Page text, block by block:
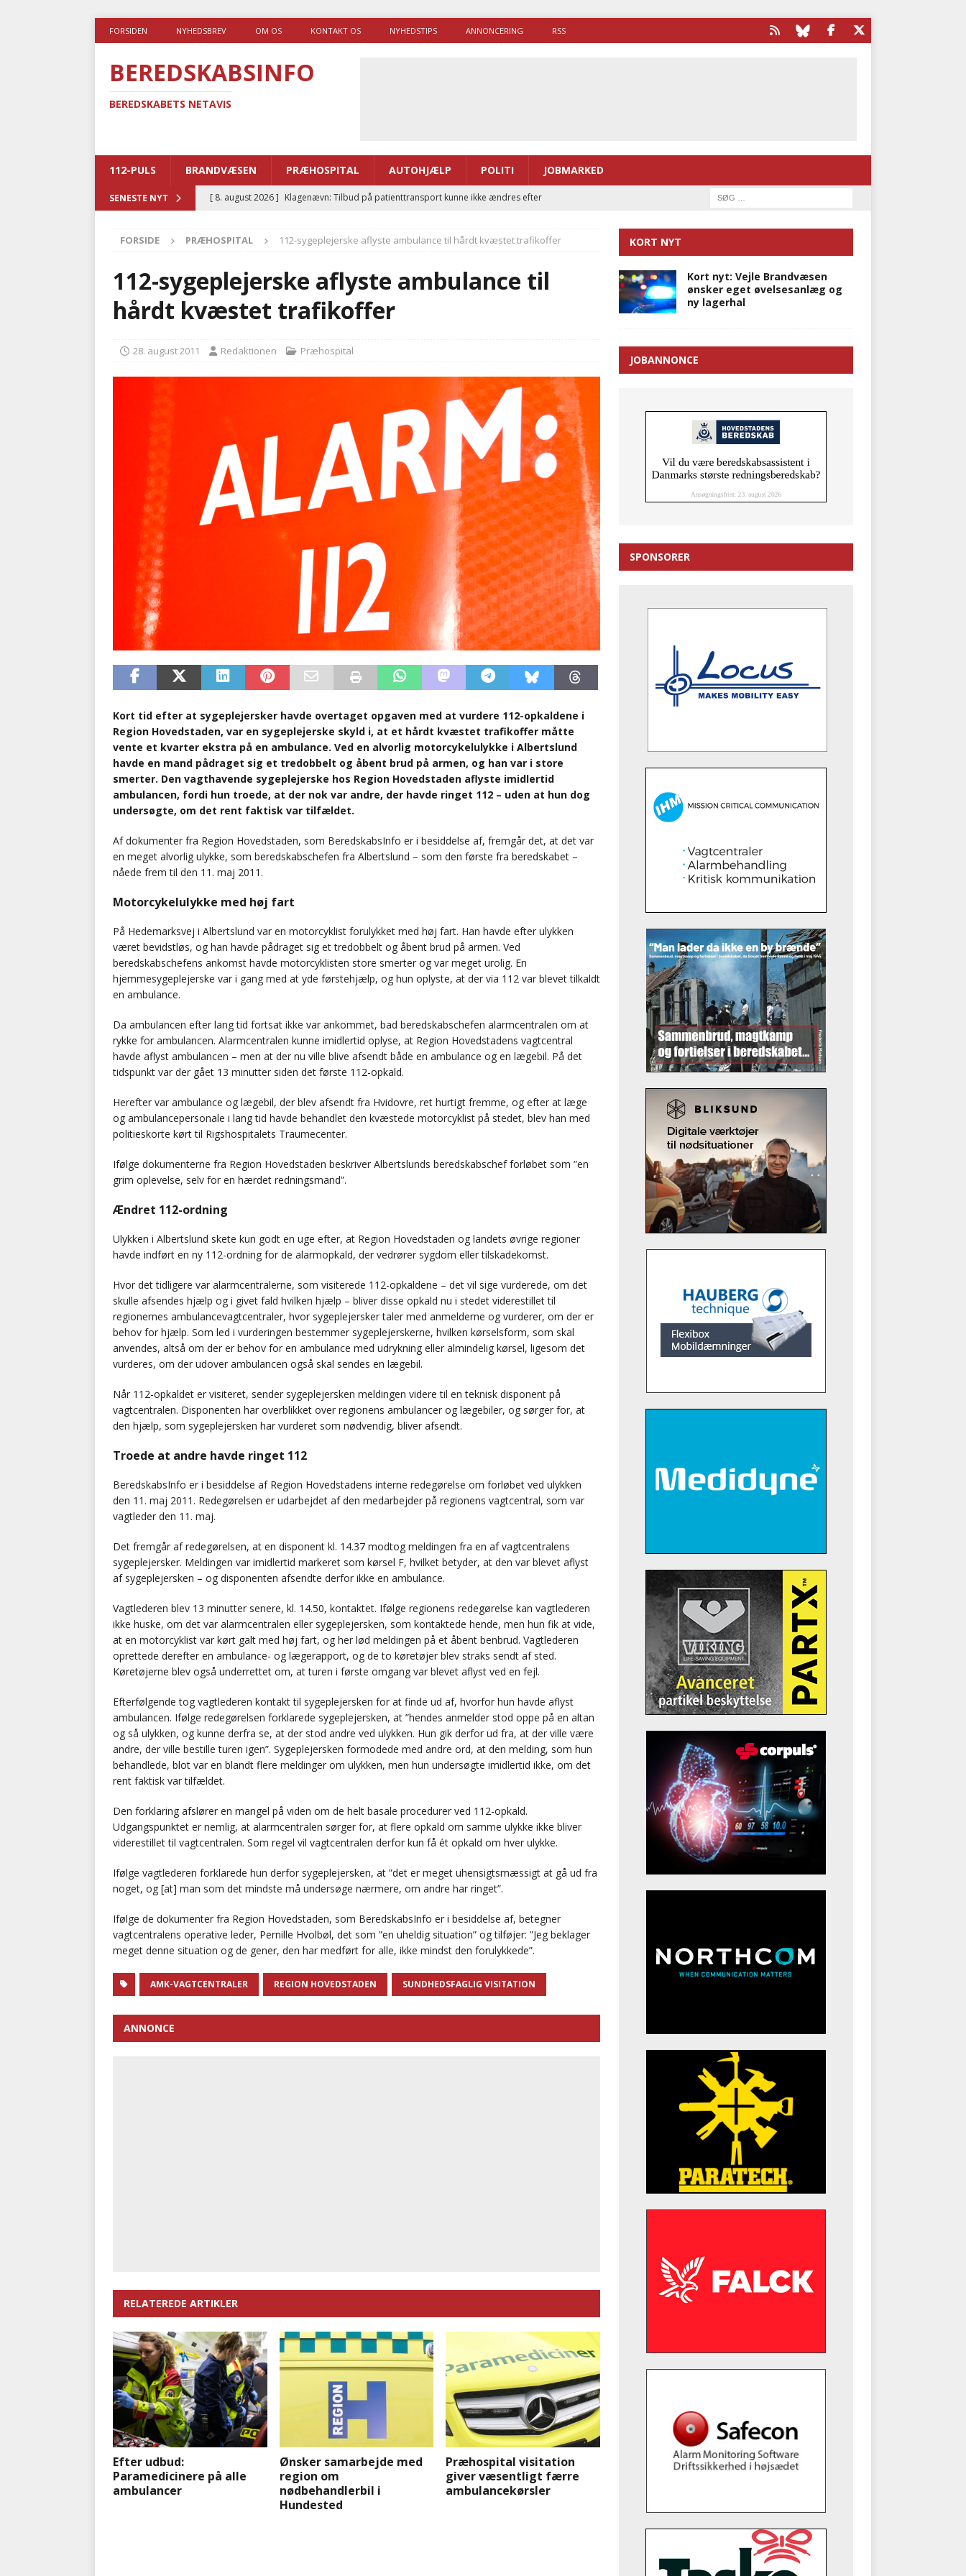
FORSIDEN NYHEDSBREV OM OS KONTAKT OS NYHEDSTIPS ANNONCERING RSS
BEREDSKABSINFO
BEREDSKABETS NETAVIS
112-PULS BRANDVÆSEN PRÆHOSPITAL AUTOHJÆLP POLITI JOBMARKED
SENESTE NYT [ 7. august 2026 ] Branche kræver at beskyttelseskøretøjer bliver lovpligtige ved arbejde i
[ 6. august 2026 ]
Brandvæsenernes gennemsnitlige responstid steg med 9 sekunder i 2025
BRANDVÆSEN
[ 5. august 2026 ]
Advarer: Udløb af sygetransporttilladelser kan sende 400.000 kørsler over
i det offentlige
PRÆHOSPITAL
[ 9. august 2026 ]
Målrettet indsats reducerede 112-opkald fra hyppige indringere med op til
Klagenævn: Tilbud på patienttransport kunne ikke ændres efter
tilbudsfristen
FORSIDE PRÆHOSPITAL 112-sygeplejerske aflyste ambulance til hårdt kvæstet trafikoffer
112-sygeplejerske aflyste ambulance til
hårdt kvæstet trafikoffer
28. august 2011 Redaktionen Præhospital
Kort tid efter at sygeplejersker havde overtaget opgaven med at vurdere 112-opkaldene i
Region Hovedstaden, var en sygeplejerske skyld i, at et hårdt kvæstet trafikoffer måtte
vente et kvarter ekstra på en ambulance. Ved en alvorlig motorcykelulykke i Albertslund
havde en mand pådraget sig et tredobbelt og åbent brud på armen, og han var i store
smerter. Den vagthavende sygeplejerske hos Region Hovedstaden aflyste imidlertid
ambulancen, fordi hun troede, at der nok var andre, der havde ringet 112 – uden at hun dog
undersøgte, om det rent faktisk var tilfældet.
Af dokumenter fra Region Hovedstaden, som BeredskabsInfo er i besiddelse af, fremgår det, at det var
en meget alvorlig ulykke, som beredskabschefen fra Albertslund – som den første fra beredskabet –
nåede frem til den 11. maj 2011.
Motorcykelulykke med høj fart
På Hedemarksvej i Albertslund var en motorcyklist forulykket med høj fart. Han havde efter ulykken
været bevidstløs, og han havde pådraget sig et tredobbelt og åbent brud på armen. Ved
beredskabschefens ankomst havde motorcyklisten store smerter og var meget urolig. En
hjemmesygeplejerske var i gang med at yde førstehjælp, og hun oplyste, at der via 112 var blevet tilkaldt
en ambulance.
Da ambulancen efter lang tid fortsat ikke var ankommet, bad beredskabschefen alarmcentralen om at
rykke for ambulancen. Alarmcentralen kunne imidlertid oplyse, at Region Hovedstadens vagtcentral
havde aflyst ambulancen – men at der nu ville blive afsendt både en ambulance og en lægebil. På det
tidspunkt var der gået 13 minutter siden det første 112-opkald.
Herefter var ambulance og lægebil, der blev afsendt fra Hvidovre, ret hurtigt fremme, og efter at læge
og ambulancepersonale i lang tid havde behandlet den kvæstede motorcyklist på stedet, blev han med
politieskorte kørt til Rigshospitalets Traumecenter.
Ifølge dokumenterne fra Region Hovedstaden beskriver Albertslunds beredskabschef forløbet som ”en
grim oplevelse, selv for en hærdet redningsmand”.
Ændret 112-ordning
Ulykken i Albertslund skete kun godt en uge efter, at Region Hovedstaden og landets øvrige regioner
havde indført en ny 112-ordning for de alarmopkald, der vedrører sygdom eller tilskadekomst.
Hvor det tidligere var alarmcentralerne, som visiterede 112-opkaldene – det vil sige vurderede, om det
skulle afsendes hjælp og i givet fald hvilken hjælp – bliver disse opkald nu i stedet viderestillet til
regionernes ambulancevagtcentraler, hvor sygeplejersker taler med anmelderne og vurderer, om der er
behov for hjælp. Som led i vurderingen bestemmer sygeplejerskerne, hvilken kørselsform, som skal
anvendes, altså om der er behov for en ambulance med udrykning eller almindelig kørsel, ligesom det
vurderes, om der udover ambulancen også skal sendes en lægebil.
Når 112-opkaldet er visiteret, sender sygeplejersken meldingen videre til en teknisk disponent på
vagtcentralen. Disponenten har overblikket over regionens ambulancer og lægebiler, og sørger for, at
den hjælp, som sygeplejersken har vurderet som nødvendig, bliver afsendt.
Troede at andre havde ringet 112
BeredskabsInfo er i besiddelse af Region Hovedstadens interne redegørelse om forløbet ved ulykken
den 11. maj 2011. Redegørelsen er udarbejdet af den medarbejder på regionens vagtcentral, som var
vagtleder den 11. maj.
Det fremgår af redegørelsen, at en disponent kl. 14.37 modtog meldingen fra en af vagtcentralens
sygeplejersker. Meldingen var imidlertid markeret som kørsel F, hvilket betyder, at den var blevet aflyst
af sygeplejersken – og disponenten afsendte derfor ikke en ambulance.
Vagtlederen blev 13 minutter senere, kl. 14.50, kontaktet. Ifølge regionens redegørelse kan vagtlederen
ikke huske, om det var alarmcentralen eller sygeplejersken, som kontaktede hende, men hun fik at vide,
at en motorcyklist var kørt galt med høj fart, og her lød meldingen på et åbent benbrud. Vagtlederen
oprettede derefter en ambulance- og lægerapport, og de to køretøjer blev straks sendt af sted.
Køretøjerne blev også underrettet om, at turen i første omgang var blevet aflyst ved en fejl.
Efterfølgende tog vagtlederen kontakt til sygeplejersken for at finde ud af, hvorfor hun havde aflyst
ambulancen. Ifølge redegørelsen forklarede sygeplejersken, at ”hendes anmelder stod oppe på en altan
og så ulykken, og kunne derfra se, at der stod andre ved ulykken. Hun gik derfor ud fra, at der ville være
andre, der ville bestille turen igen”. Sygeplejersken formodede med andre ord, at den melding, som hun
behandlede, blot var en blandt flere meldinger om ulykken, men hun undersøgte imidlertid ikke, om det
rent faktisk var tilfældet.
Den forklaring afslører en mangel på viden om de helt basale procedurer ved 112-opkald.
Udgangspunktet er nemlig, at alarmcentralen sørger for, at flere opkald om samme ulykke ikke bliver
viderestillet til vagtcentralen. Som regel vil vagtcentralen derfor kun få ét opkald om hver ulykke.
Ifølge vagtlederen forklarede hun derfor sygeplejersken, at ”det er meget uhensigtsmæssigt at gå ud fra
noget, og [at] man som det mindste må undersøge nærmere, om andre har ringet”.
Ifølge de dokumenter fra Region Hovedstaden, som BeredskabsInfo er i besiddelse af, betegner
vagtcentralens operative leder, Pernille Hvolbøl, det som ”en uheldig situation” og tilføjer: ”Jeg beklager
meget denne situation og de gener, den har medført for alle, ikke mindst den forulykkede”.
AMK-VAGTCENTRALER REGION HOVEDSTADEN SUNDHEDSFAGLIG VISITATION
ANNONCE
RELATEREDE ARTIKLER
Efter udbud:
Paramedicinere på alle
ambulancer
Ønsker samarbejde med
region om
nødbehandlerbil i
Hundested
Præhospital visitation
giver væsentligt færre
ambulancekørsler
KORT NYT
Kort nyt: Vejle Brandvæsen
ønsker eget øvelsesanlæg og
ny lagerhal
JOBANNONCE
SPONSORER